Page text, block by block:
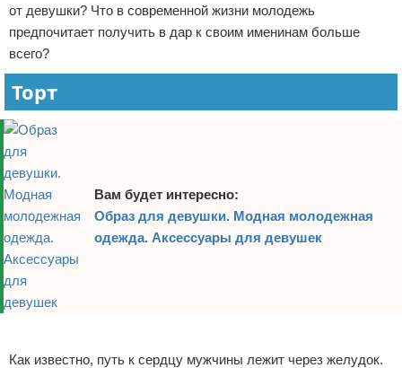
от девушки? Что в современной жизни молодежь
предпочитает получить в дар к своим именинам больше
всего?
Торт
Вам будет интересно:
Образ для девушки. Модная молодежная
одежда. Аксессуары для девушек
Как известно, путь к сердцу мужчины лежит через желудок.